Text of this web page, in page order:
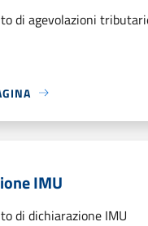
di agevolazioni
IMU
di dichiarazione IMU